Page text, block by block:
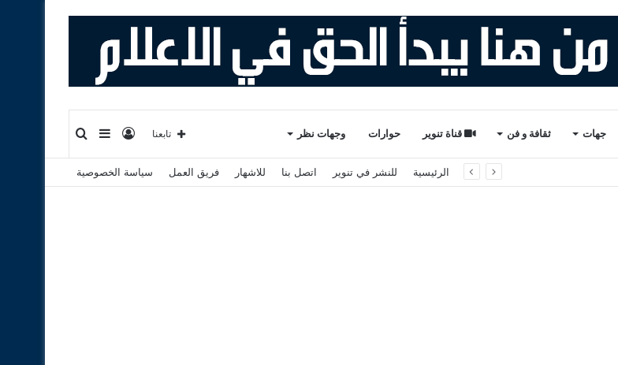
جهات ثقافة و فن قناة تنوير حوارات وجهات نظر إضافة
عمود
تسجيل
الدخول
تابعنا
الرئيسية للنشر في تنوير اتصل بنا للاشهار فريق العمل سياسة الخصوصية